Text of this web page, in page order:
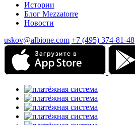
Истории
Блог Mezzatorre
Новости
uskov@albione.com +7 (495) 374-81-48